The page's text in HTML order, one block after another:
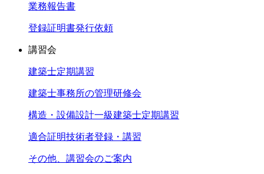
業務報告書
登録証明書発行依頼
講習会
建築士定期講習
建築士事務所の管理研修会
構造・設備設計一級建築士定期講習
適合証明技術者登録・講習
その他、講習会のご案内